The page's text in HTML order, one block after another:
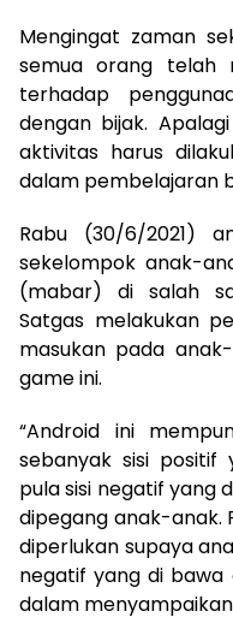
Mengingat zaman
semua orang telah
terhadap
dengan bijak.
aktivitas harus
dalam pembelajaran
Rabu (30/6/2021)
sekelompok anak-
(mabar) di salah
Satgas melakukan
masukan pada
game ini.
“Android ini
sebanyak sisi positif
pula sisi negatif yang
dipegang anak-anak.
diperlukan supaya
negatif yang di bawa
dalam menyampaikan